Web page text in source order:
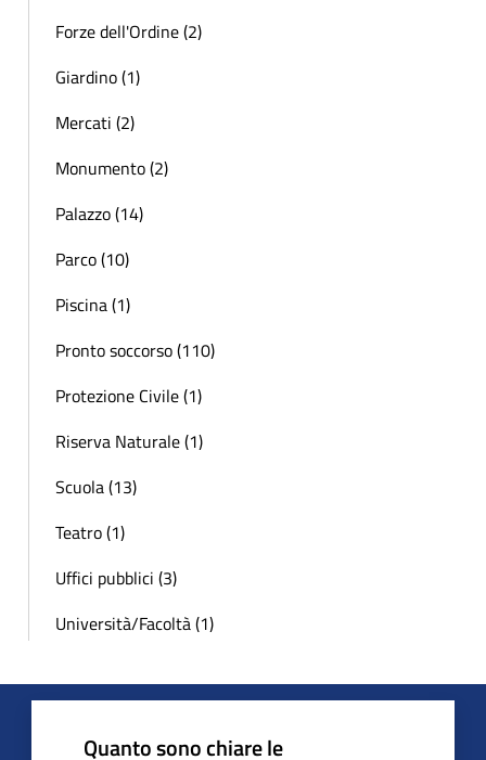
Forze dell'Ordine (2)
Giardino (1)
Mercati (2)
Monumento (2)
Palazzo (14)
Parco (10)
Piscina (1)
Pronto soccorso (110)
Protezione Civile (1)
Riserva Naturale (1)
Scuola (13)
Teatro (1)
Uffici pubblici (3)
Università/Facoltà (1)
Quanto sono chiare le